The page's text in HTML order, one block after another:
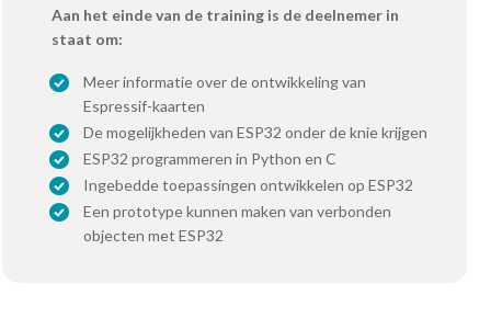
Aan het einde van de training is de deelnemer in
staat om:
Meer informatie over de ontwikkeling van
Espressif-kaarten
De mogelijkheden van ESP32 onder de knie krijgen
ESP32 programmeren in Python en C
Ingebedde toepassingen ontwikkelen op ESP32
Een prototype kunnen maken van verbonden
objecten met ESP32